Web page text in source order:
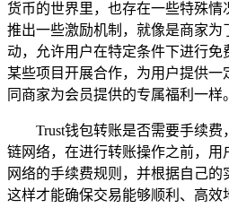
货币的世界里，也存在一些特殊
推出一些激励机制，就像是商家为
动，允许用户在特定条件下进行免
某些项目开展合作，为用户提供一
同商家为会员提供的专属福利一样。
Trust钱包转账是否需要手续
链网络，在进行转账操作之前，
网络的手续费规则，并根据自己的
这样才能确保交易能够顺利、高效